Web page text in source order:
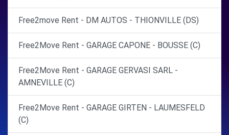
Free2move Rent - DM AUTOS - THIONVILLE (DS)
Free2Move Rent - GARAGE CAPONE - BOUSSE (C)
Free2Move Rent - GARAGE GERVASI SARL -
AMNEVILLE (C)
Free2Move Rent - GARAGE GIRTEN - LAUMESFELD
(C)